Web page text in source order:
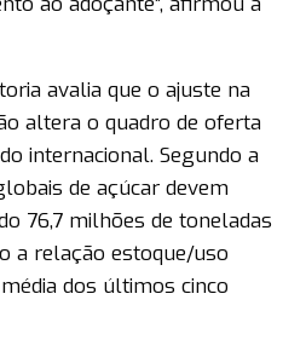
avalia que o ajuste na
altera o quadro de oferta
internacional. Segundo a
de açúcar devem
76,7 milhões de toneladas
a relação estoque/uso
dos últimos cinco